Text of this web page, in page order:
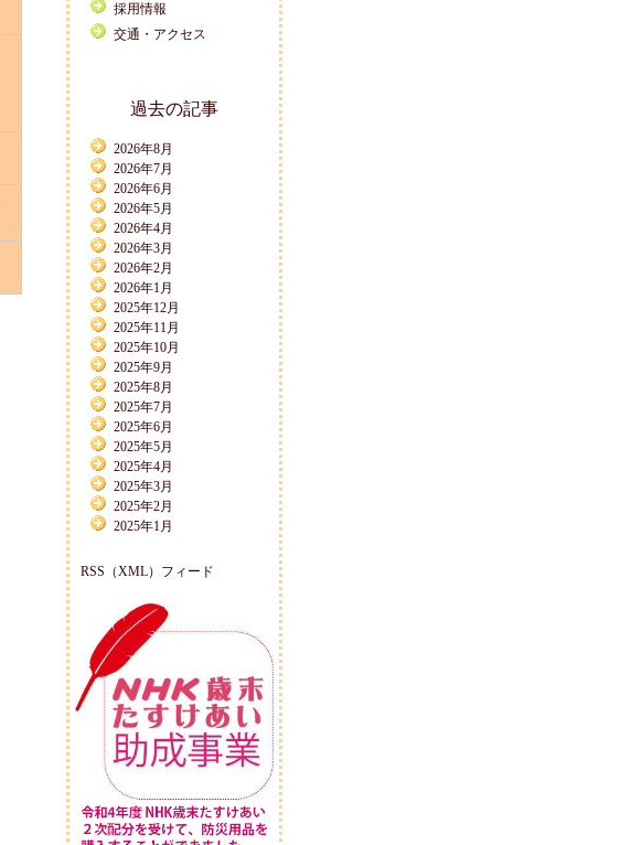
採用情報
交通・アクセス
過去の記事
2026年8月
2026年7月
2026年6月
2026年5月
2026年4月
2026年3月
2026年2月
2026年1月
2025年12月
2025年11月
2025年10月
2025年9月
2025年8月
2025年7月
2025年6月
2025年5月
2025年4月
2025年3月
2025年2月
2025年1月
RSS（XML）フィード